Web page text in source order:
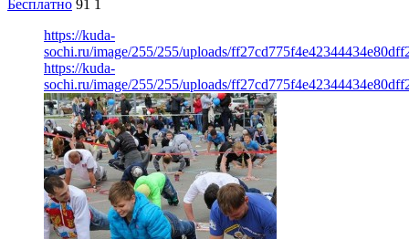
Бесплатно 91 1
https://kuda-
sochi.ru/image/255/255/uploads/
https://kuda-
sochi.ru/image/255/255/uploads/